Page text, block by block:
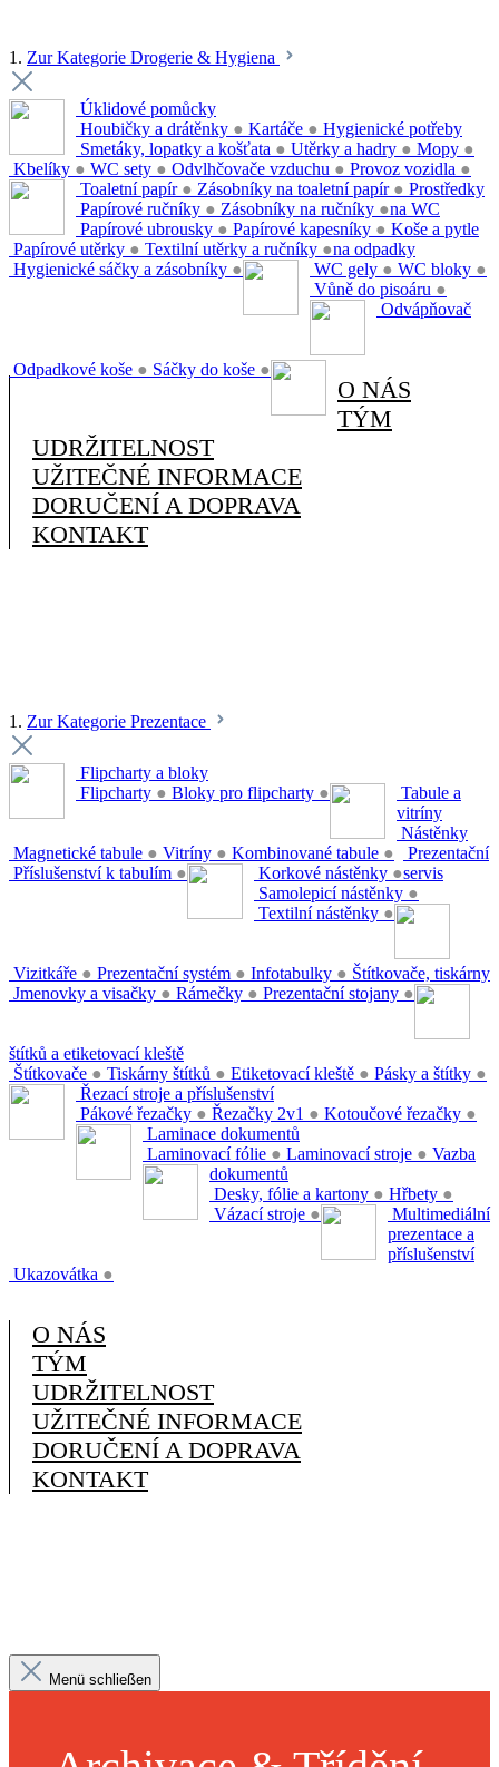
1. Zur Kategorie Drogerie & Hygiena
Úklidové pomůcky
Houbičky a drátěnky ● Kartáče ●
Smetáky, lopatky a košťata ● Utěrky a hadry ● Mopy ●
Kbelíky ● WC sety ● Odvlhčovače vzduchu ● Provoz vozidla ●
Hygienické potřeby
Toaletní papír ● Zásobníky na toaletní papír ●
Papírové ručníky ● Zásobníky na ručníky ●
Papírové ubrousky ● Papírové kapesníky ●
Papírové utěrky ● Textilní utěrky a ručníky ●
Hygienické sáčky a zásobníky ●
Prostředky
na WC
WC gely ● WC bloky ●
Vůně do pisoáru ●
Koše a pytle
na odpadky
Odpadkové koše ● Sáčky do koše ●
Odvápňovač
O NÁS
TÝM
UDRŽITELNOST
UŽITEČNÉ INFORMACE
DORUČENÍ A DOPRAVA
KONTAKT
1. Zur Kategorie Prezentace
Flipcharty a bloky
Flipcharty ● Bloky pro flipcharty ●
Tabule a
vitríny
Magnetické tabule ● Vitríny ● Kombinované tabule ●
Příslušenství k tabulím ●
Nástěnky
Korkové nástěnky ●
Samolepicí nástěnky ●
Textilní nástěnky ●
Prezentační
servis
Vizitkáře ● Prezentační systém ● Infotabulky ●
Jmenovky a visačky ● Rámečky ● Prezentační stojany ●
Štítkovače, tiskárny
štítků a etiketovací kleště
Štítkovače ● Tiskárny štítků ● Etiketovací kleště ● Pásky a štítky ●
Řezací stroje a příslušenství
Pákové řezačky ● Řezačky 2v1 ● Kotoučové řezačky ●
Laminace dokumentů
Laminovací fólie ● Laminovací stroje ● Vazba
dokumentů
Desky, fólie a kartony ● Hřbety ●
Vázací stroje ●
Multimediální
prezentace a
příslušenství
Ukazovátka ●
O NÁS
TÝM
UDRŽITELNOST
UŽITEČNÉ INFORMACE
DORUČENÍ A DOPRAVA
KONTAKT
Menü schließen